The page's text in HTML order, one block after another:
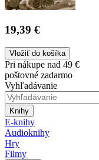
19,39 €
Vložiť do košíka
Pri nákupe nad 49 €
poštovné zadarmo
Vyhľadávanie
Knihy
E-knihy
Audioknihy
Hry
Filmy